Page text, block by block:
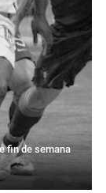
fin de semana